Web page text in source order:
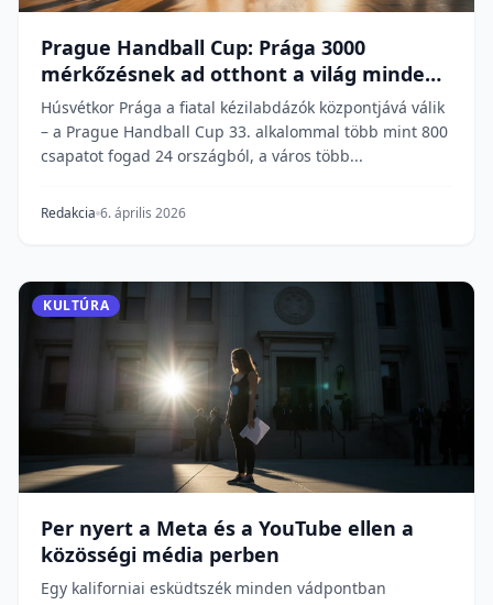
Prague Handball Cup: Prága 3000
mérkőzésnek ad otthont a világ minden
tájáról
Húsvétkor Prága a fiatal kézilabdázók központjává válik
– a Prague Handball Cup 33. alkalommal több mint 800
csapatot fogad 24 országból, a város több...
Redakcia 6. április 2026
KULTÚRA
Per nyert a Meta és a YouTube ellen a
közösségi média perben
Egy kaliforniai esküdtszék minden vádpontban